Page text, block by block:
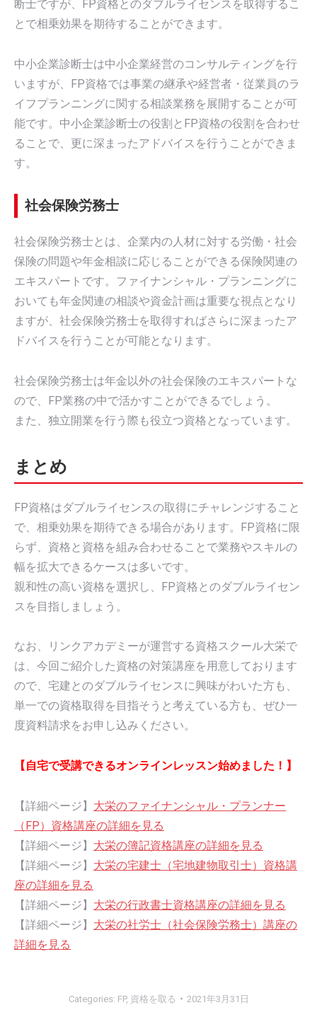
断士ですが、FP資格とのダブルライセンスを取得するこ
とで相乗効果を期待することができます。
中小企業診断士は中小企業経営のコンサルティングを行
いますが、FP資格では事業の継承や経営者・従業員のラ
イフプランニングに関する相談業務を展開することが可
能です。中小企業診断士の役割とFP資格の役割を合わせ
ることで、更に深まったアドバイスを行うことができま
す。
社会保険労務士
社会保険労務士とは、企業内の人材に対する労働・社会
保険の問題や年金相談に応じることができる保険関連の
エキスパートです。ファイナンシャル・プランニングに
おいても年金関連の相談や資金計画は重要な視点となり
ますが、社会保険労務士を取得すればさらに深まったア
ドバイスを行うことが可能となります。
社会保険労務士は年金以外の社会保険のエキスパートな
ので、FP業務の中で活かすことができるでしょう。
また、独立開業を行う際も役立つ資格となっています。
まとめ
FP資格はダブルライセンスの取得にチャレンジすること
で、相乗効果を期待できる場合があります。FP資格に限
らず、資格と資格を組み合わせることで業務やスキルの
幅を拡大できるケースは多いです。
親和性の高い資格を選択し、FP資格とのダブルライセン
スを目指しましょう。
なお、リンクアカデミーが運営する資格スクール大栄で
は、今回ご紹介した資格の対策講座を用意しております
ので、宅建とのダブルライセンスに興味がわいた方も、
単一での資格取得を目指そうと考えている方も、ぜひ一
度資料請求をお申し込みください。
【自宅で受講できるオンラインレッスン始めました！】
【詳細ページ】 大栄のファイナンシャル・プランナー
（FP）資格講座の詳細を見る
【詳細ページ】 大栄の簿記資格講座の詳細を見る
【詳細ページ】 大栄の宅建士（宅地建物取引士）資格講
座の詳細を見る
【詳細ページ】 大栄の行政書士資格講座の詳細を見る
【詳細ページ】 大栄の社労士（社会保険労務士）講座の
詳細を見る
Categories: FP, 資格を取る 2021年3月31日